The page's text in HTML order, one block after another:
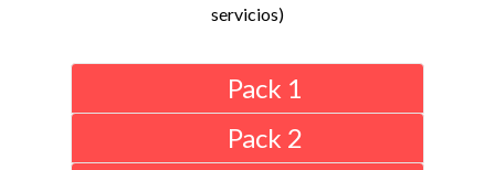
servicios)
Pack 1
Pack 2